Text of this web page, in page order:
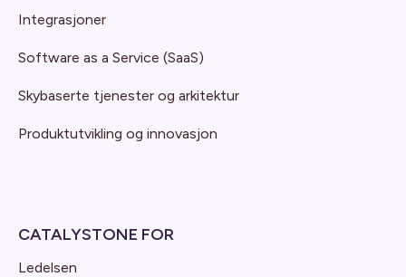
Integrasjoner
Software as a Service (SaaS)
Skybaserte tjenester og arkitektur
Produktutvikling og innovasjon
CATALYSTONE FOR
Ledelsen